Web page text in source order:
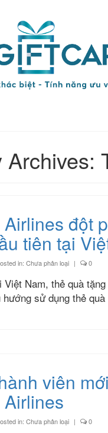
Archives:
đột
tiên tại
in: Chưa phân loại | 0
Việt Nam, thẻ quà
sử dụng thẻ
viên
in: Chưa phân loại | 0